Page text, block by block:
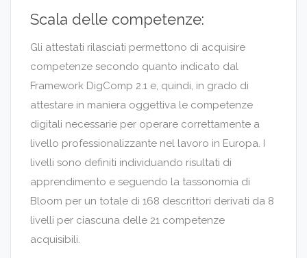
Scala delle competenze:
Gli attestati rilasciati permettono di acquisire
competenze secondo quanto indicato dal
Framework DigComp 2.1 e, quindi, in grado di
attestare in maniera oggettiva le competenze
digitali necessarie per operare correttamente a
livello professionalizzante nel lavoro in Europa. I
livelli sono definiti individuando risultati di
apprendimento e seguendo la tassonomia di
Bloom per un totale di 168 descrittori derivati da 8
livelli per ciascuna delle 21 competenze
acquisibili.